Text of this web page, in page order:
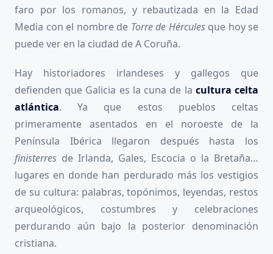
faro por los romanos, y rebautizada en la Edad
Media con el nombre de Torre de Hércules que hoy se
puede ver en la ciudad de A Coruña.
Hay historiadores irlandeses y gallegos que
defienden que Galicia es la cuna de la cultura celta
atlántica. Ya que estos pueblos celtas
primeramente asentados en el noroeste de la
Península Ibérica llegaron después hasta los
finisterres de Irlanda, Gales, Escocia o la Bretaña…
lugares en donde han perdurado más los vestigios
de su cultura: palabras, topónimos, leyendas, restos
arqueológicos, costumbres y celebraciones
perdurando aún bajo la posterior denominación
cristiana.